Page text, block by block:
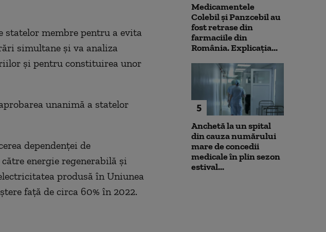
statelor membre pentru a evita
simultane şi va analiza
şi pentru constituirea unor
unanimă a statelor
dependenţei de
energie regenerabilă şi
produsă în Uniunea
faţă de circa 60% în 2022.
Medicamentele
Colebil și Panzcebil au
fost retrase din
farmaciile din
România. Explicația...
5
Anchetă la un spital
din cauza numărului
mare de concedii
medicale în plin sezon
estival...